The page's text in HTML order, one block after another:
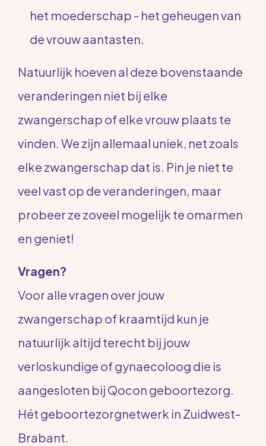
het moederschap - het geheugen van
de vrouw aantasten.
Natuurlijk hoeven al deze bovenstaande
veranderingen niet bij elke
zwangerschap of elke vrouw plaats te
vinden. We zijn allemaal uniek, net zoals
elke zwangerschap dat is. Pin je niet te
veel vast op de veranderingen, maar
probeer ze zoveel mogelijk te omarmen
en geniet!
Vragen?
Voor alle vragen over jouw
zwangerschap of kraamtijd kun je
natuurlijk altijd terecht bij jouw
verloskundige of gynaecoloog die is
aangesloten bij Qocon geboortezorg.
Hét geboortezorgnetwerk in Zuidwest-
Brabant.